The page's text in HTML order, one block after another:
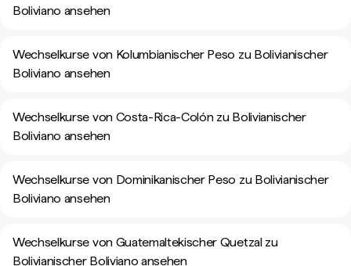
Boliviano ansehen
Wechselkurse von Kolumbianischer Peso zu Bolivianischer
Boliviano ansehen
Wechselkurse von Costa-Rica-Colón zu Bolivianischer
Boliviano ansehen
Wechselkurse von Dominikanischer Peso zu Bolivianischer
Boliviano ansehen
Wechselkurse von Guatemaltekischer Quetzal zu
Bolivianischer Boliviano ansehen